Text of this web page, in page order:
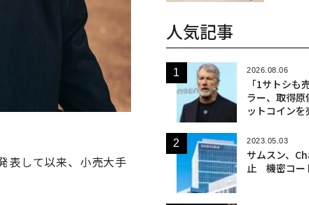
表して以来、小売大手
人気記事
2026.08.06
「1サトシも
ラー、取得
ットコインを
2023.05.03
サムスン、
止 機密コー